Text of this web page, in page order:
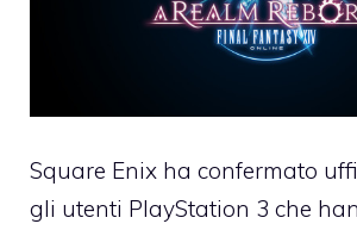
Square Enix ha confermato
gli utenti PlayStation 3 che